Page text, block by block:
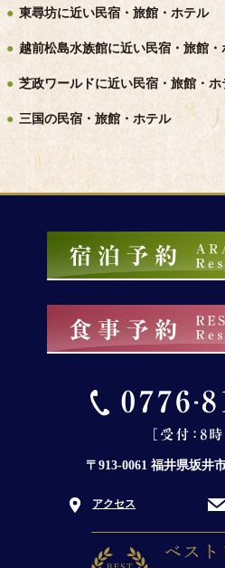
東尋坊に近い民宿・旅館・ホテル
越前松島水族館に近い民宿・旅館・
芝政ワールドに近い民宿・旅館・ホ
三国の民宿・旅館・ホテル
〒913-0061 福井県坂井
アクセス